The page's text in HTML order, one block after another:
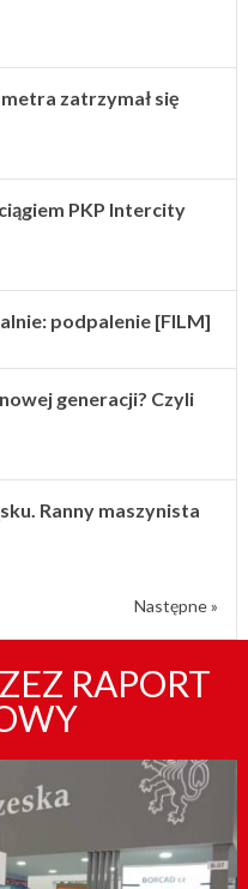
zatrzymał się
PKP Intercity
podpalenie [FILM]
generacji? Czyli
Ranny maszynista
Następne »
RAPORT